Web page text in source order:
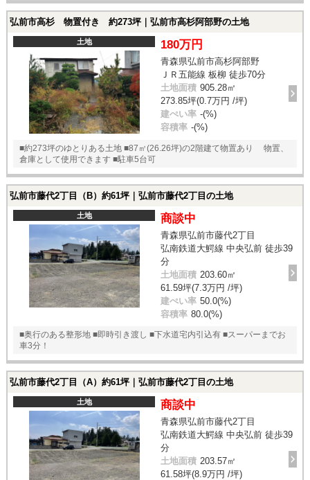
弘前市高杉 物置付き 約273坪｜弘前市高杉阿部野の土地
土地 180万円
青森県弘前市高杉阿部野
ＪＲ五能線 板柳 徒歩70分
土地面積 905.28㎡
273.85坪(0.7万円 /坪)
建ぺい率 -(%)
容積率 -(%)
■約273坪のゆとりある土地 ■87㎡(26.26坪)の2階建て物置あり 物置、
倉庫として使用できます ■駐車5台可
弘前市藤代2丁目（B）約61坪｜弘前市藤代2丁目の土地
土地 商談中
青森県弘前市藤代2丁目
弘南鉄道大鰐線 中央弘前 徒歩39
分
土地面積 203.60㎡
61.59坪(7.3万円 /坪)
建ぺい率 50.0(%)
容積率 80.0(%)
■奥行のある整形地 ■即時引き渡し ■下水道宅内引込有 ■スーパーまでお
車3分！
弘前市藤代2丁目（A）約61坪｜弘前市藤代2丁目の土地
土地 商談中
青森県弘前市藤代2丁目
弘南鉄道大鰐線 中央弘前 徒歩39
分
土地面積 203.57㎡
61.58坪(8.9万円 /坪)